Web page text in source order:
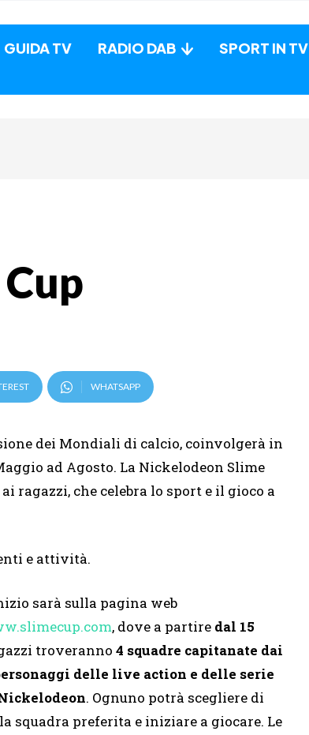
GUIDA TV RADIO DAB SPORT IN TV
WHATSAPP
dei Mondiali di calcio, coinvolgerà in
ad Agosto. La Nickelodeon Slime
ragazzi, che celebra lo sport e il gioco a
e attività.
sarà sulla pagina web
, dove a partire dal 15
troveranno 4 squadre capitanate dai
delle live action e delle serie
. Ognuno potrà scegliere di
squadra preferita e iniziare a giocare. Le